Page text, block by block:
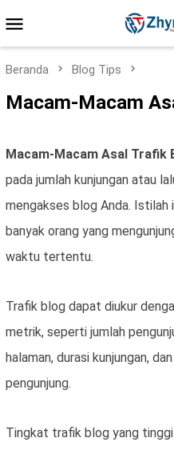
ke
Mobile
Beranda Blog Tips
Macam-Macam
Macam-Macam Asal Trafik
pada jumlah kunjungan atau
mengakses blog Anda. Istilah
banyak orang yang
waktu tertentu.
Trafik blog dapat diukur
metrik, seperti jumlah
halaman, durasi kunjungan,
pengunjung.
Tingkat trafik blog yang